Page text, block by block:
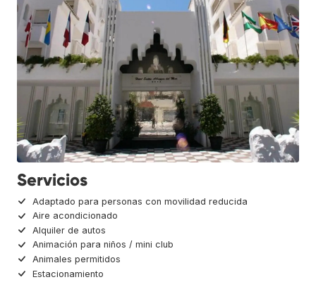
Servicios
Adaptado para personas con movilidad reducida
Aire acondicionado
Alquiler de autos
Animación para niños / mini club
Animales permitidos
Estacionamiento